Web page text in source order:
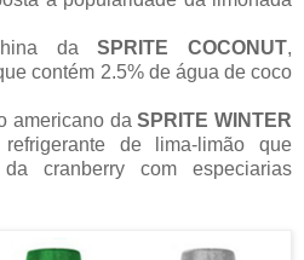
daSPRITE COCONUT,
contém 2.5% de água de coco
americano daSPRITE WINTER
de lima-limão que
cranberry com especiarias